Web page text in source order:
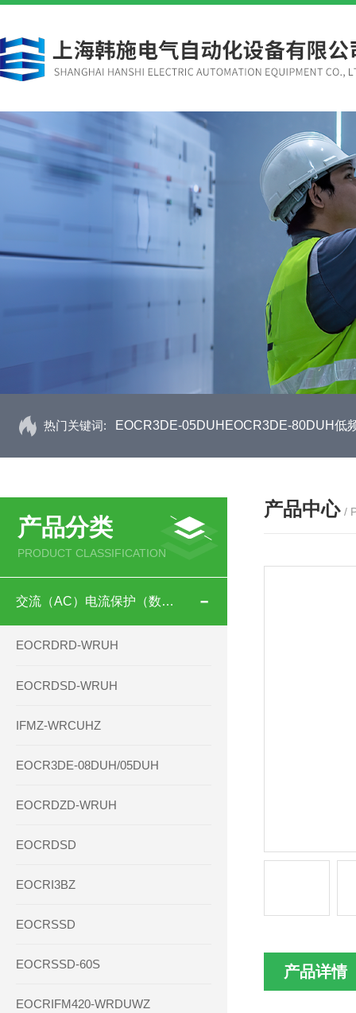
热门关键词: EOCR3DE-05DUHEOCR3DE-80DUH低
产品分类
PRODUCT CLASSIFICATION
交流（AC）电流保护（数码型）
EOCRDRD-WRUH
EOCRDSD-WRUH
IFMZ-WRCUHZ
EOCR3DE-08DUH/05DUH
EOCRDZD-WRUH
EOCRDSD
EOCRI3BZ
EOCRSSD
EOCRSSD-60S
EOCRIFM420-WRDUWZ
产品中心 /
产品详情